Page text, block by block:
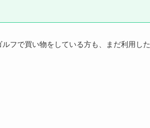
フで買い物をしている方も、まだ利用した